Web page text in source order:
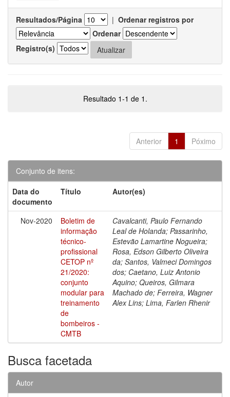
Resultados/Página | Ordenar registros por
Ordenar
Registro(s)
Resultado 1-1 de 1.
Anterior 1 Póximo
Conjunto de itens:
Data do
documento
Título Autor(es)
Nov-2020
Boletim de
informação
técnico-
profissional
CETOP nº
21/2020:
conjunto
modular para
treinamento
de
bombeiros -
CMTB
Cavalcanti, Paulo Fernando
Leal de Holanda; Passarinho,
Estevão Lamartine Nogueira;
Rosa, Edson Gilberto Oliveira
da; Santos, Valmeci Domingos
dos; Caetano, Luiz Antonio
Aquino; Queiros, Gilmara
Machado de; Ferreira, Wagner
Alex Lins; Lima, Farlen Rhenir
Busca facetada
Autor